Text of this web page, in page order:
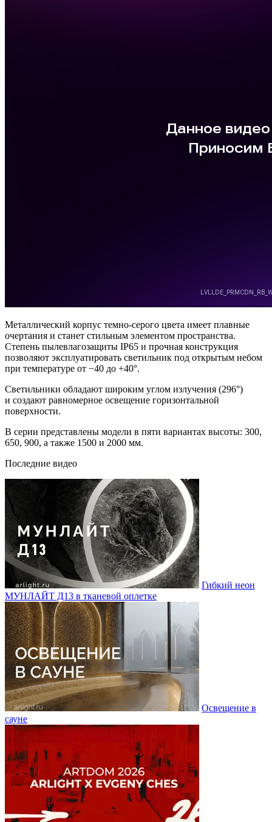
Металлический корпус темно-серого цвета имеет плавные
очертания и станет стильным элементом пространства.
Степень пылевлагозащиты IP65 и прочная конструкция
позволяют эксплуатировать светильник под открытым небом
при температуре от −40 до +40°.
Светильники обладают широким углом излучения (296°)
и создают равномерное освещение горизонтальной
поверхности.
В серии представлены модели в пяти вариантах высоты: 300,
650, 900, а также 1500 и 2000 мм.
Последние видео
Гибкий неон
МУНЛАЙТ Д13 в тканевой оплетке
Освещение в
сауне